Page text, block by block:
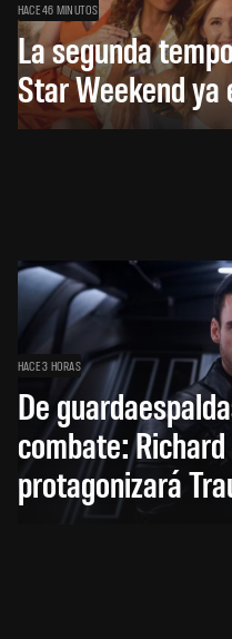
HACE 46 MINUTOS
La segunda
Star Weekend
HACE 3 HORAS
De
combate:
protagonizará